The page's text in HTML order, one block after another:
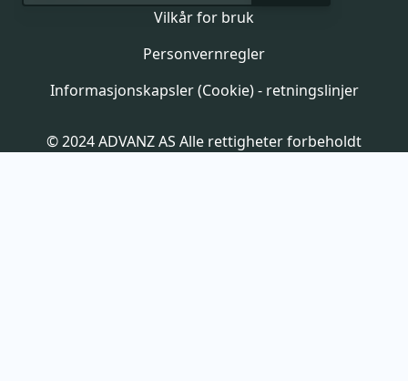
Vilkår for bruk
Personvernregler
Informasjonskapsler (Cookie) - retningslinjer
© 2024 ADVANZ AS Alle rettigheter forbeholdt